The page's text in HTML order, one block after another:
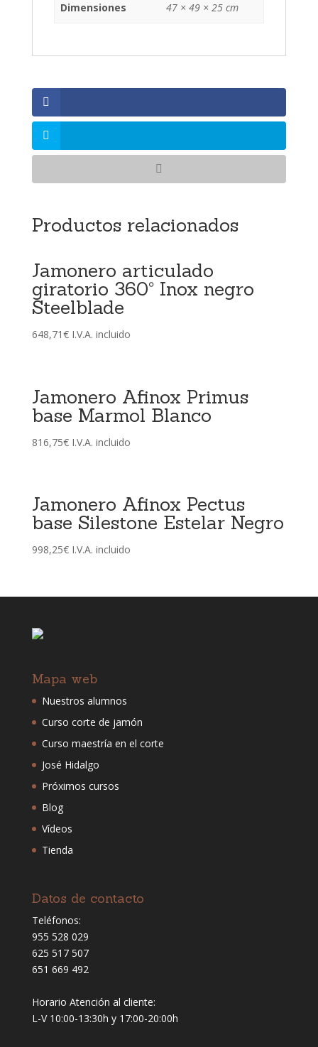
Dimensiones 47 × 49 × 25 cm
Productos relacionados
Jamonero articulado
giratorio 360º Inox negro
Steelblade
648,71€ I.V.A. incluido
Jamonero Afinox Primus
base Marmol Blanco
816,75€ I.V.A. incluido
Jamonero Afinox Pectus
base Silestone Estelar Negro
998,25€ I.V.A. incluido
Mapa web
Nuestros alumnos
Curso corte de jamón
Curso maestría en el corte
José Hidalgo
Próximos cursos
Blog
Vídeos
Tienda
Datos de contacto
Teléfonos:
955 528 029
625 517 507
651 669 492
Horario Atención al cliente:
L-V 10:00-13:30h y 17:00-20:00h